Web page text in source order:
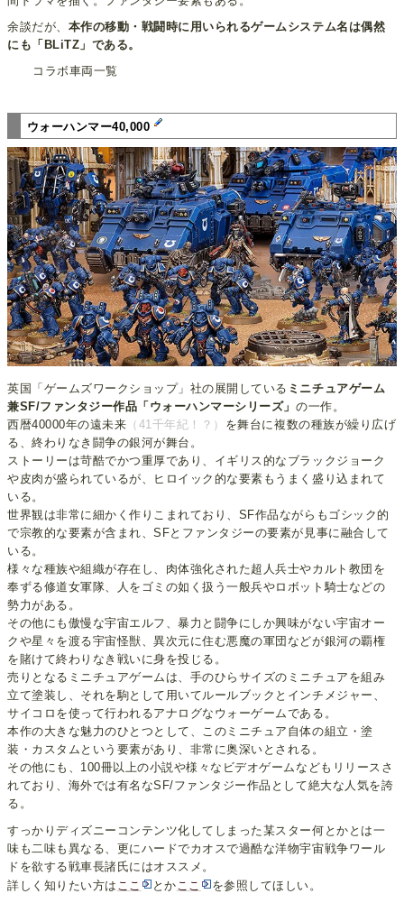
余談だが、 本作の移動・戦闘時に用いられるゲームシステム名は偶然
にも「BLiTZ」である。
コラボ車両一覧
ウォーハンマー40,000
英国「ゲームズワークショップ」社の展開している ミニチュアゲーム
兼SF/ファンタジー作品「ウォーハンマーシリーズ」 の一作。
西暦40000年の遠未来 （41千年紀！？） を舞台に複数の種族が繰り広げ
る、終わりなき闘争の銀河が舞台。
ストーリーは苛酷でかつ重厚であり、イギリス的なブラックジョーク
や皮肉が盛られているが、ヒロイック的な要素もうまく盛り込まれて
いる。
世界観は非常に細かく作りこまれており、SF作品ながらもゴシック的
で宗教的な要素が含まれ、SFとファンタジーの要素が見事に融合して
いる。
様々な種族や組織が存在し、肉体強化された超人兵士やカルト教団を
奉ずる修道女軍隊、人をゴミの如く扱う一般兵やロボット騎士などの
勢力がある。
その他にも傲慢な宇宙エルフ、暴力と闘争にしか興味がない宇宙オー
クや星々を渡る宇宙怪獣、異次元に住む悪魔の軍団などが銀河の覇権
を賭けて終わりなき戦いに身を投じる。
売りとなるミニチュアゲームは、手のひらサイズのミニチュアを組み
立て塗装し、それを駒として用いてルールブックとインチメジャー、
サイコロを使って行われるアナログなウォーゲームである。
本作の大きな魅力のひとつとして、このミニチュア自体の組立・塗
装・カスタムという要素があり、非常に奥深いとされる。
その他にも、100冊以上の小説や様々なビデオゲームなどもリリースさ
れており、海外では有名なSF/ファンタジー作品として絶大な人気を誇
る。
すっかりディズニーコンテンツ化してしまった某スター何とかとは一
味も二味も異なる、更にハードでカオスで過酷な洋物宇宙戦争ワール
ドを欲する戦車長諸氏にはオススメ。
詳しく知りたい方は ここ とか ここ を参照してほしい。